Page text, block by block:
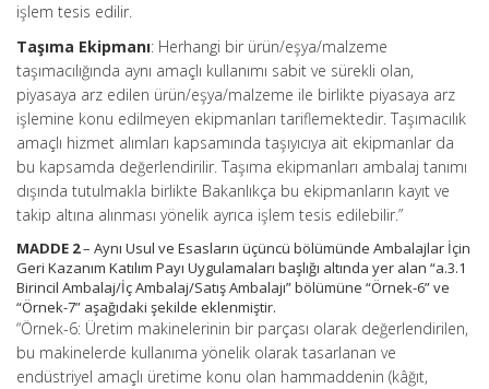
işlem tesis edilir.
Taşıma Ekipmanı: Herhangi bir ürün/eşya/malzeme
taşımacılığında aynı amaçlı kullanımı sabit ve sürekli olan,
piyasaya arz edilen ürün/eşya/malzeme ile birlikte piyasaya arz
işlemine konu edilmeyen ekipmanları tariflemektedir. Taşımacılık
amaçlı hizmet alımları kapsamında taşıyıcıya ait ekipmanlar da
bu kapsamda değerlendirilir. Taşıma ekipmanları ambalaj tanımı
dışında tutulmakla birlikte Bakanlıkça bu ekipmanların kayıt ve
takip altına alınması yönelik ayrıca işlem tesis edilebilir.”
MADDE 2– Aynı Usul ve Esasların üçüncü bölümünde Ambalajlar İçin
Geri Kazanım Katılım Payı Uygulamaları başlığı altında yer alan “a.3.1
Birincil Ambalaj/İç Ambalaj/Satış Ambalajı” bölümüne “Örnek-6” ve
“Örnek-7” aşağıdaki şekilde eklenmiştir.
“Örnek-6: Üretim makinelerinin bir parçası olarak değerlendirilen,
bu makinelerde kullanıma yönelik olarak tasarlanan ve
endüstriyel amaçlı üretime konu olan hammaddenin (kâğıt,